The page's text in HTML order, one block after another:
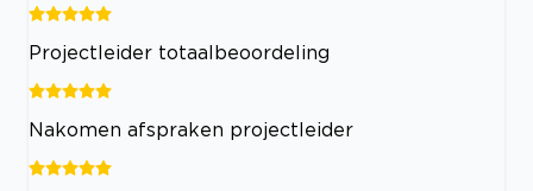
Projectleider totaalbeoordeling
Nakomen afspraken projectleider